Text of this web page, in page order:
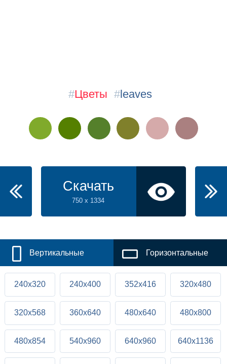
#Цветы #leaves
Скачать
750 x 1334
Вертикальные Горизонтальные
240x320 240x400 352x416 320x480
320x568 360x640 480x640 480x800
480x854 540x960 640x960 640x1136